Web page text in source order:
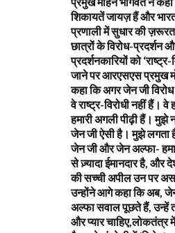
शिकायतें जायज़ हैं और भारत
प्रणाली में सुधार की
छात्रों के विरोध-प्रदर्शन
प्रदर्शनकारियों को ‘राष्ट्र-
जाने पर आरएसएस प्रमुख
कहा कि अगर जेन जी विरोध
वे राष्ट्र-विरोधी नहीं हैं। वे
हमारी अगली पीढ़ी हैं। मुझे
जेन जी ऐसी है। मुझे लगता
जेन जी और जेन अल्फा-
से ज़्यादा ईमानदार है, और
की सच्ची अपील उन पर
उन्होंने आगे कहा कि अब,
अल्फा सवाल पूछते हैं, उन्हें
और प्यार चाहिए,लोकतंत्र